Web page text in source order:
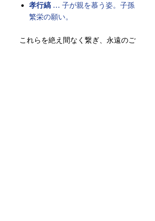
孝行縞 … 子が親を慕う姿。子孫
繁栄の願い。
これらを絶え間なく繋ぎ、永遠のご